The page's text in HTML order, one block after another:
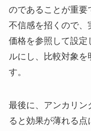
のであることが重要
不信感を招くので、
価格を参照して設
ルにし、比較対象を
す。
最後に、アンカリン
ると効果が薄れる